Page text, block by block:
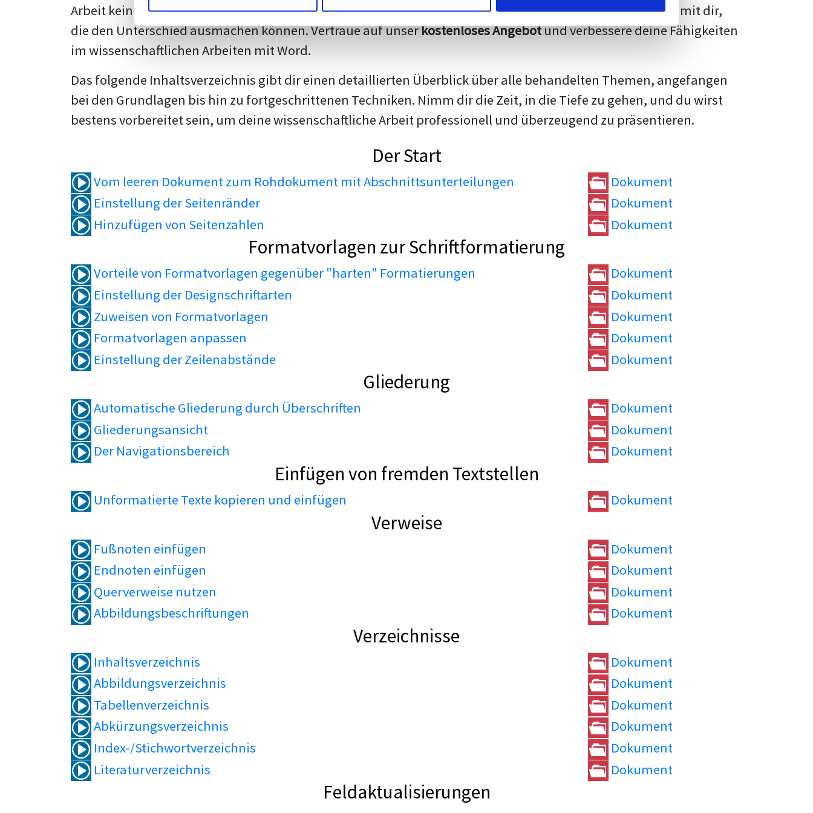
Arbeit kein Problem mehr für dich darstellen. Unsere erfahrenen Trainer teilen wertvolleTipps und Tricks
mit dir,
die den Unterschied ausmachen können. Vertraue auf unserkostenloses Angebotund verbessere deine Fähigkeiten
im wissenschaftlichen Arbeiten mit Word.
Das folgende Inhaltsverzeichnis gibt dir einen detaillierten Überblick über alle behandelten Themen, angefangen
bei den Grundlagen bis hin zu fortgeschrittenen Techniken. Nimm dir die Zeit, in die Tiefe zu gehen, und du wirst
bestens vorbereitet sein, um deine wissenschaftliche Arbeit professionell und überzeugend zu präsentieren.
Der Start
Vom leeren Dokument zum Rohdokument mit Abschnittsunterteilungen
Dokument
Einstellung der Seitenränder
Dokument
Hinzufügen von Seitenzahlen
Dokument
Formatvorlagen zur Schriftformatierung
Vorteile von Formatvorlagen gegenüber "harten" Formatierungen
Dokument
Einstellung der Designschriftarten
Dokument
Zuweisen von Formatvorlagen
Dokument
Formatvorlagen anpassen
Dokument
Einstellung der Zeilenabstände
Dokument
Gliederung
Automatische Gliederung durch Überschriften
Dokument
Gliederungsansicht
Dokument
Der Navigationsbereich
Dokument
Einfügen von fremden Textstellen
Unformatierte Texte kopieren und einfügen Dokument
Verweise
Fußnoten einfügen
Dokument
Endnoten einfügen
Dokument
Querverweise nutzen
Dokument
Abbildungsbeschriftungen
Dokument
Verzeichnisse
Inhaltsverzeichnis
Dokument
Abbildungsverzeichnis
Dokument
Tabellenverzeichnis
Dokument
Abkürzungsverzeichnis
Dokument
Index-/Stichwortverzeichnis
Dokument
Literaturverzeichnis
Dokument
Feldaktualisierungen